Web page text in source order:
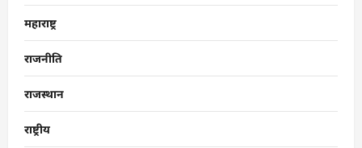
महाराष्ट्र
राजनीति
राजस्थान
राष्ट्रीय